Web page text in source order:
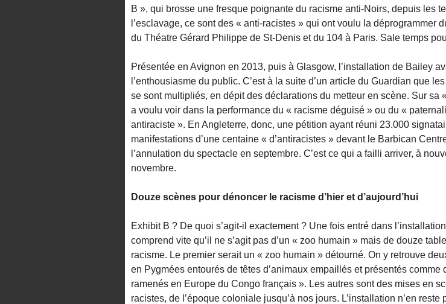
B », qui brosse une fresque poignante du racisme anti-Noirs, depuis les
l’esclavage, ce sont des « anti-racistes » qui ont voulu la déprogrammer
du Théatre Gérard Philippe de St-Denis et du 104 à Paris. Sale temps
Présentée en Avignon en 2013, puis à Glasgow, l’installation de Bailey
l’enthousiasme du public. C’est à la suite d’un article du Guardian que
se sont multipliés, en dépit des déclarations du metteur en scène. Sur sa
a voulu voir dans la performance du « racisme déguisé » ou du «
antiraciste ». En Angleterre, donc, une pétition ayant réuni 23.000
manifestations d’une centaine « d’antiracistes » devant le Barbican
l’annulation du spectacle en septembre. C’est ce qui a failli arriver, à
novembre.
Douze scènes pour dénoncer le racisme d’hier et d’aujourd’hui
Exhibit B ? De quoi s’agit-il exactement ? Une fois entré dans
comprend vite qu’il ne s’agit pas d’un « zoo humain » mais de douze
racisme. Le premier serait un « zoo humain » détourné. On y retrouve
en Pygmées entourés de têtes d’animaux empaillés et présentés comme
ramenés en Europe du Congo français ». Les autres sont des mises en
racistes, de l’époque coloniale jusqu’à nos jours. L’installation n’en reste